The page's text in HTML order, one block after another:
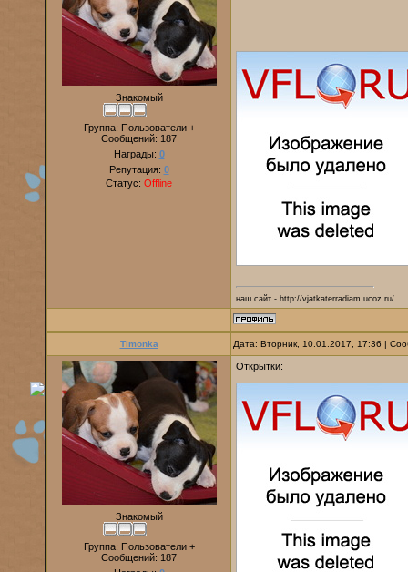
Знакомый
Группа: Пользователи +
Сообщений: 187
Награды: 0
Репутация: 0
Статус: Offline
наш сайт - http://vjatkaterradiam.ucoz.ru/
Timonka Дата: Вторник, 10.01.2017, 17:36 |
Знакомый
Группа: Пользователи +
Сообщений: 187
Открытки: